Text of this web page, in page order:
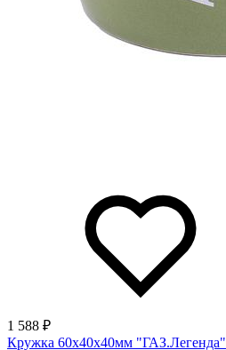
1 588 ₽
Кружка 60х40х40мм "ГАЗ.Легенда"